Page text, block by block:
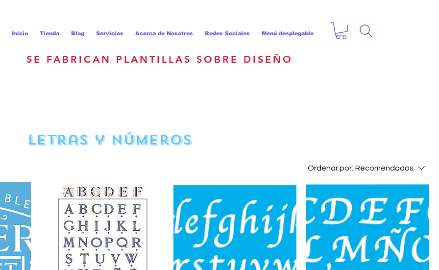
Inicio Tienda Blog Servicios Acerca de Nosotros Redes Sociales Menú desplegable
SE FABRICAN PLANTILLAS SOBRE DISEÑO
Letras y números
Ordenar por: Recomendados